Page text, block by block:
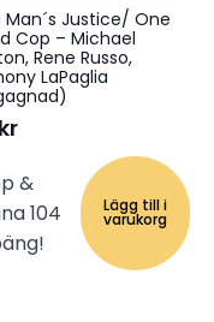
Man´s Justice/ One
Cop – Michael
Rene Russo,
LaPaglia
kr
&
104
Lägg till i
varukorg